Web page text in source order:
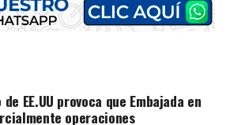
EE.UU provoca que Embajada en
operaciones